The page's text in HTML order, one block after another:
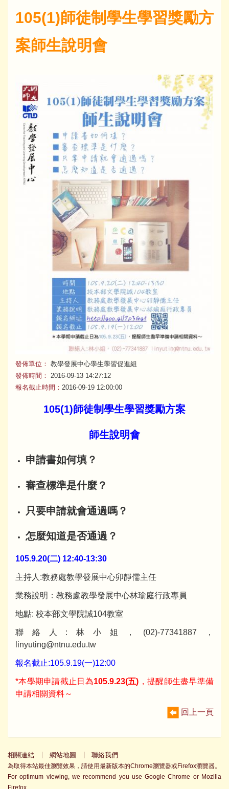
105(1)師徒制學生學習獎勵方
案師生說明會
發佈單位： 教學發展中心學生學習促進組
發佈時間：
2016-09-13 14:27:12
報名截止時間： 2016-09-19 12:00:00
105(1)師徒制學生學習獎勵方案
師生說明會
申請書如何填？
審查標準是什麼？
只要申請就會通過嗎？
怎麼知道是否通過 ？
105.9.20(二) 12:40-13:30
主持人:教務處教學發展中心卯靜儒主任
業務說明：教務處教學發展中心林瑜庭行政專員
地點: 校本部文學院誠104教室
聯絡人:林小姐，(02)-77341887，
linyuting@ntnu.edu.tw
報名截止:105.9.19(一)12:00
*本學期申請截止日為105.9.23(五) ，提醒師生盡早準備
申請相關資料～
回上一頁
相關連結 網站地圖 聯絡我們
為取得本站最佳瀏覽效果，請使用最新版本的Chrome瀏覽器或Firefox瀏覽器。
For optimum viewing, we recommend you use Google Chrome or Mozilla